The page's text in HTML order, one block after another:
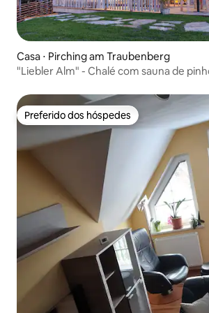
Casa ⋅ Pirching am Traubenberg
"Liebler Alm" - Chalé com sauna de
Preferido dos hóspedes
Preferido dos hóspedes